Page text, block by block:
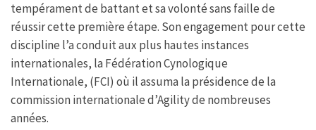
tempérament de battant et sa volonté sans faille de
réussir cette première étape. Son engagement pour cette
discipline l’a conduit aux plus hautes instances
internationales, la Fédération Cynologique
Internationale, (FCI) où il assuma la présidence de la
commission internationale d’Agility de nombreuses
années.